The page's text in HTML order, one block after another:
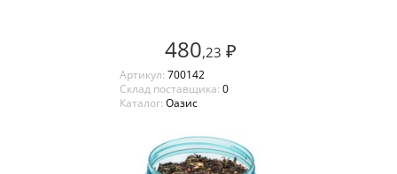
480,23 ₽
Артикул: 700142
Склад поставщика: 0
Каталог: Оазис